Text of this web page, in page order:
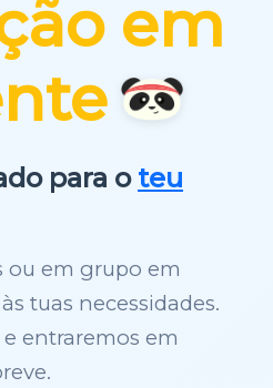
em
para o teu
ou em grupo em
tuas necessidades.
entraremos em